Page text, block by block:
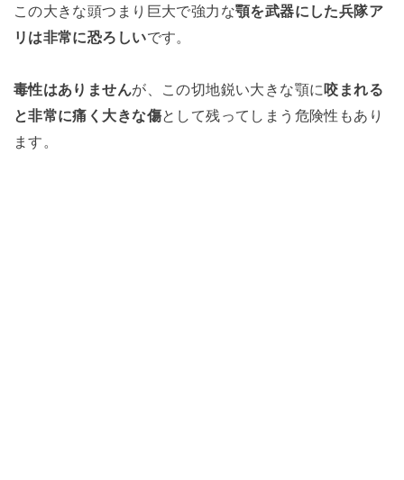
この大きな頭つまり巨大で強力な顎を武器にした兵隊ア
リは非常に恐ろしいです。
毒性はありませんが、この切地鋭い大きな顎に咬まれる
と非常に痛く大きな傷として残ってしまう危険性もあり
ます。